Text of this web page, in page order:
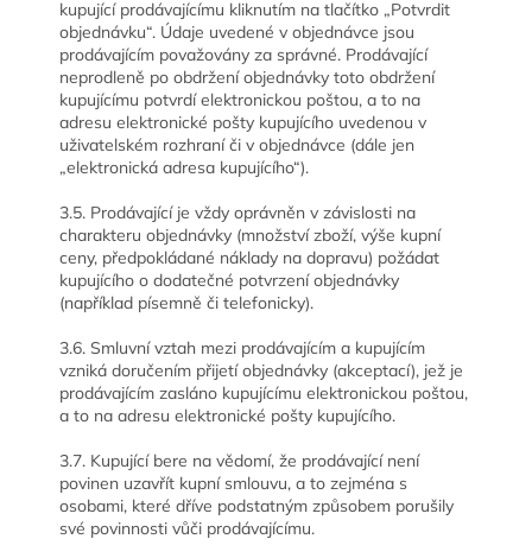
kupující prodávajícímu kliknutím na tlačítko „Potvrdit
objednávku“. Údaje uvedené v objednávce jsou
prodávajícím považovány za správné. Prodávající
neprodleně po obdržení objednávky toto obdržení
kupujícímu potvrdí elektronickou poštou, a to na
adresu elektronické pošty kupujícího uvedenou v
uživatelském rozhraní či v objednávce (dále jen
„elektronická adresa kupujícího“).
3.5. Prodávající je vždy oprávněn v závislosti na
charakteru objednávky (množství zboží, výše kupní
ceny, předpokládané náklady na dopravu) požádat
kupujícího o dodatečné potvrzení objednávky
(například písemně či telefonicky).
3.6. Smluvní vztah mezi prodávajícím a kupujícím
vzniká doručením přijetí objednávky (akceptací), jež je
prodávajícím zasláno kupujícímu elektronickou poštou,
a to na adresu elektronické pošty kupujícího.
3.7. Kupující bere na vědomí, že prodávající není
povinen uzavřít kupní smlouvu, a to zejména s
osobami, které dříve podstatným způsobem porušily
své povinnosti vůči prodávajícímu.